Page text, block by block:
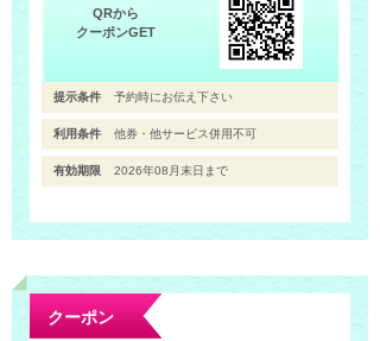
QRから
クーポンGET
提示条件 予約時にお伝え下さい
利用条件 他券・他サービス併用不可
有効期限 2026年08月末日まで
クーポン